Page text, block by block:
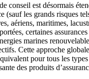
conseil est désormais
(sauf les grands risques
aériens, maritimes,
certaines
marines
Cette approche
pour tous les
des produits